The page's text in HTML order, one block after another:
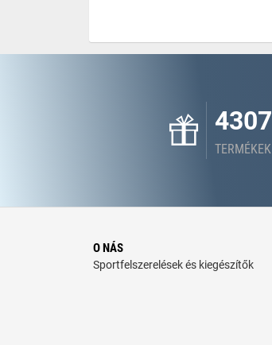
4307
TERMÉKEK
O NÁS
Sportfelszerelések és kiegészítők